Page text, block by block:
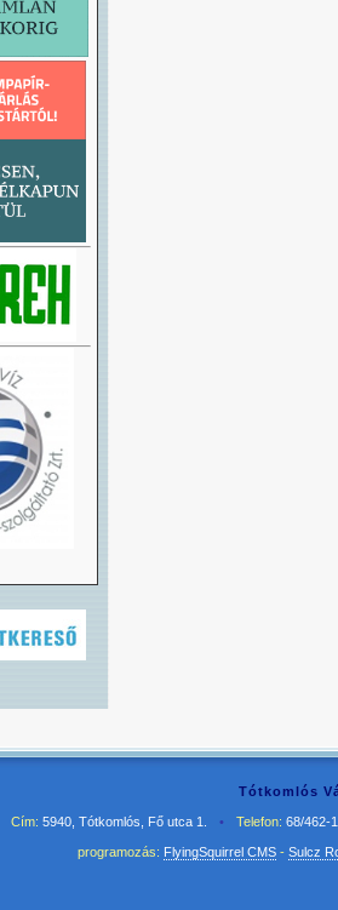
Tótkomlós
Cím: 5940, Tótkomlós, Fő utca 1. • Telefon: 68/462-
programozás: FlyingSquirrel CMS- Sulcz